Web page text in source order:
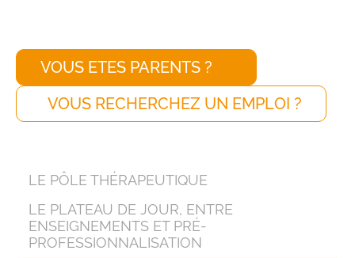
VOUS ETES PARENTS ?
VOUS RECHERCHEZ UN EMPLOI ?
LE PÔLE THÉRAPEUTIQUE
LE PLATEAU DE JOUR, ENTRE
ENSEIGNEMENTS ET PRÉ-
PROFESSIONNALISATION